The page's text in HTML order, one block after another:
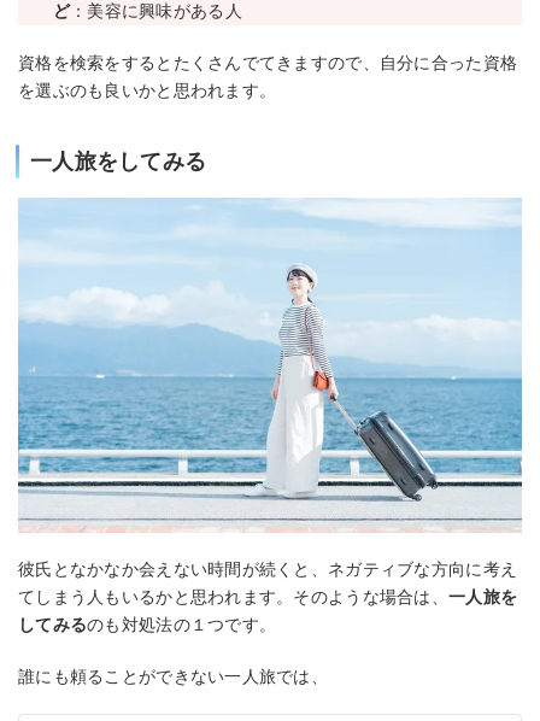
ど：美容に興味がある人
資格を検索をするとたくさんでてきますので、自分に合った資格
を選ぶのも良いかと思われます。
一人旅をしてみる
彼氏となかなか会えない時間が続くと、ネガティブな方向に考え
てしまう人もいるかと思われます。そのような場合は、 一人旅を
してみるのも対処法の１つです。
誰にも頼ることができない一人旅では、